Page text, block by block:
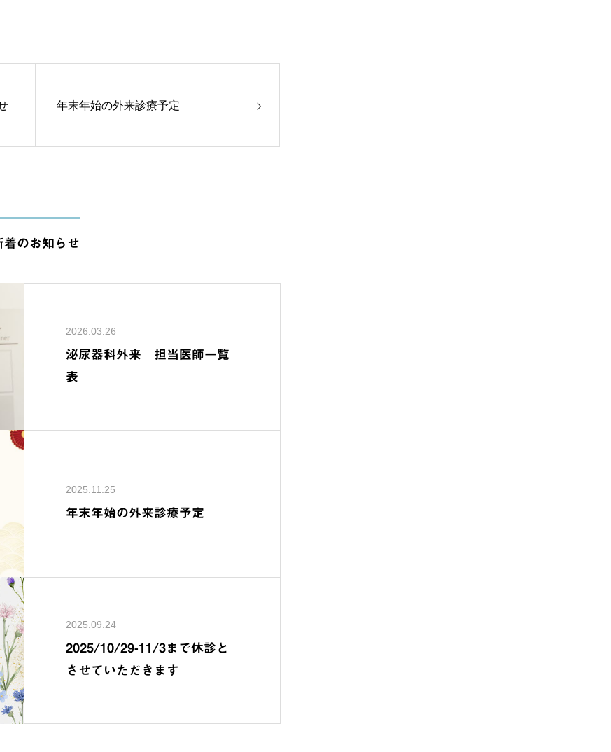
年末年始の外来診療予定
着のお知らせ
2026.03.26
泌尿器科外来 担当医師一覧
表
2025.11.25
年末年始の外来診療予定
2025.09.24
2025/10/29-11/3まで休診と
させていただきます